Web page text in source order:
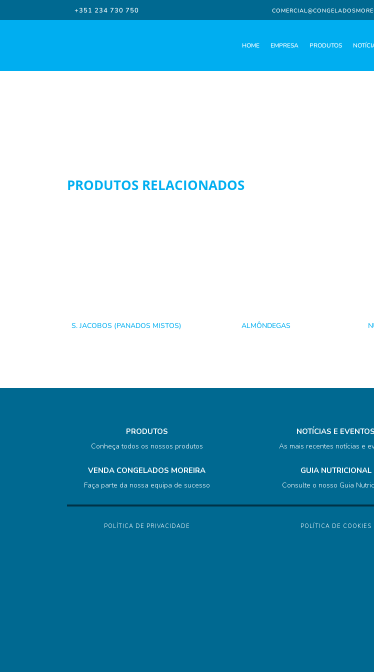
+351 234 730 750
HOME EMPRESA PRODUTOS
PRODUTOS RELACIONADOS
S. JACOBOS (PANADOS MISTOS) ALMÔNDEGAS
PRODUTOS
Conheça todos os nossos produtos
VENDA CONGELADOS MOREIRA
Faça parte da nossa equipa de sucesso
NOTÍCIAS E EVENTOS
As mais recentes notícias e
GUIA NUTRICIONAL
Consulte o nosso Guia
POLÍTICA DE PRIVACIDADE POLÍTICA DE COOKIES